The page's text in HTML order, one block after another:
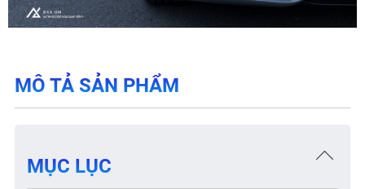
MÔ TẢ SẢN PHẨM
MỤC LỤC